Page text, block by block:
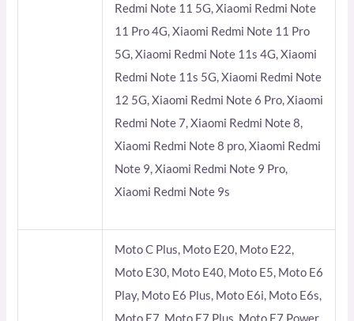
Redmi Note 11 5G, Xiaomi Redmi Note
11 Pro 4G, Xiaomi Redmi Note 11 Pro
5G, Xiaomi Redmi Note 11s 4G, Xiaomi
Redmi Note 11s 5G, Xiaomi Redmi Note
12 5G, Xiaomi Redmi Note 6 Pro, Xiaomi
Redmi Note 7, Xiaomi Redmi Note 8,
Xiaomi Redmi Note 8 pro, Xiaomi Redmi
Note 9, Xiaomi Redmi Note 9 Pro,
Xiaomi Redmi Note 9s
Moto C Plus, Moto E20, Moto E22,
Moto E30, Moto E40, Moto E5, Moto E6
Play, Moto E6 Plus, Moto E6i, Moto E6s,
Moto E7, Moto E7 Plus, Moto E7 Power,